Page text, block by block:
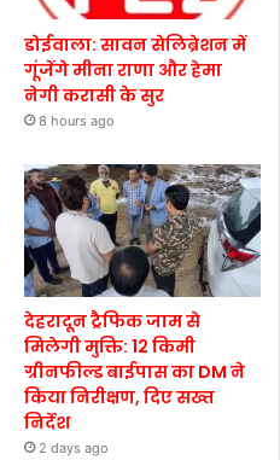
डोईवाला: सावन सेलिब्रेशन में
गूंजेंगे मीना राणा और हेमा
नेगी करासी के सुर
8 hours ago
देहरादून ट्रैफिक जाम से
मिलेगी मुक्ति: 12 किमी
ग्रीनफील्ड बाईपास का DM ने
किया निरीक्षण, दिए सख्त
निर्देश
2 days ago